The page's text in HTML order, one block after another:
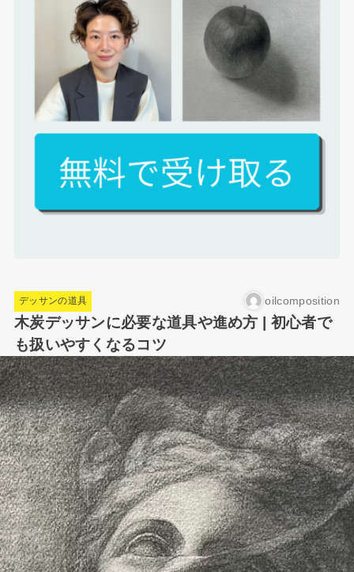
デッサンの道具 oilcomposition
木炭デッサンに必要な道具や進め方 | 初心者で
も扱いやすくなるコツ